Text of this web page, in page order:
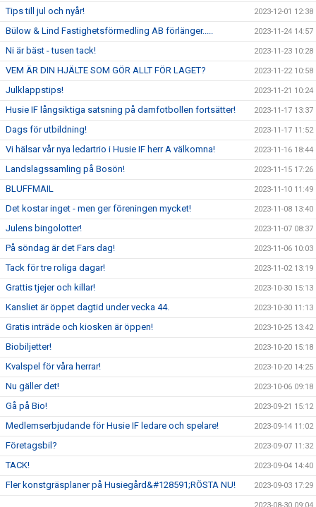
Tips till jul och nyår! 2023-12-01 12:38
Bülow & Lind Fastighetsförmedling AB förlänger..... 2023-11-24 14:57
Ni är bäst - tusen tack! 2023-11-23 10:28
VEM ÄR DIN HJÄLTE SOM GÖR ALLT FÖR LAGET? 2023-11-22 10:58
Julklappstips! 2023-11-21 10:24
Husie IF långsiktiga satsning på damfotbollen fortsätter! 2023-11-17 13:37
Dags för utbildning! 2023-11-17 11:52
Vi hälsar vår nya ledartrio i Husie IF herr A välkomna! 2023-11-16 18:44
Landslagssamling på Bosön! 2023-11-15 17:26
BLUFFMAIL 2023-11-10 11:49
Det kostar inget - men ger föreningen mycket! 2023-11-08 13:40
Julens bingolotter! 2023-11-07 08:37
På söndag är det Fars dag! 2023-11-06 10:03
Tack för tre roliga dagar! 2023-11-02 13:19
Grattis tjejer och killar! 2023-10-30 15:13
Kansliet är öppet dagtid under vecka 44. 2023-10-30 11:13
Gratis inträde och kiosken är öppen! 2023-10-25 13:42
Biobiljetter! 2023-10-20 15:18
Kvalspel för våra herrar! 2023-10-20 14:25
Nu gäller det! 2023-10-06 09:18
Gå på Bio! 2023-09-21 15:12
Medlemserbjudande för Husie IF ledare och spelare! 2023-09-14 11:02
Företagsbil? 2023-09-07 11:32
TACK! 2023-09-04 14:40
Fler konstgräsplaner på Husiegård&#128591;RÖSTA NU! 2023-09-03 17:29